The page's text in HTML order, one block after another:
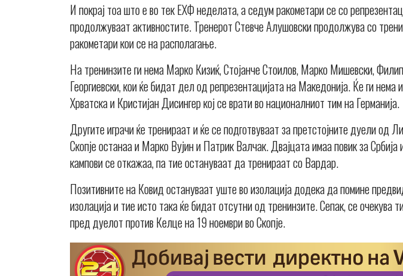
И покрај тоа што е во тек ЕХФ неделата, а седум ракометари се со
продолжуваат активностите. Тренерот Стевче Алушовски продолжува со
ракометари кои се на располагање.
На тренинзите ги нема Марко Кизиќ, Стојанче Стоилов, Марко Мишевски,
Георгиевски, кои ќе бидат дел од репрезентацијата на Македонија. Ќе ги нема
Хрватска и Кристијан Дисингер кој се врати во националниот тим на Германија.
Другите играчи ќе тренираат и ќе се подготвуваат за претстојните дуели од
Скопје останаа и Марко Вујин и Патрик Валчак. Двајцата имаа повик за
кампови се откажаа, па тие остануваат да тренираат со Вардар.
Позитивните на Ковид остануваат уште во изолација додека да помине
изолација и тие исто така ќе бидат отсутни од тренинзите. Сепак, се очекува
пред дуелот против Келце на 19 ноември во Скопје.